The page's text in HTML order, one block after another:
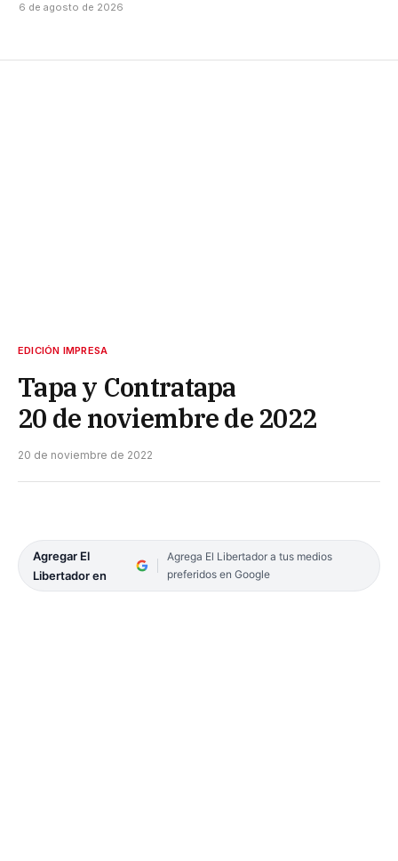
6 de agosto de 2026
EDICIÓN IMPRESA
Tapa y Contratapa
20 de noviembre de 2022
20 de noviembre de 2022
Agregar El
Libertador en
Agrega El Libertador a tus medios
preferidos en Google